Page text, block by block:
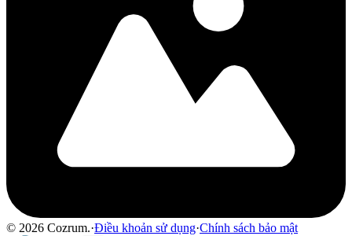
© 2026 Cozrum.·Điều khoản sử dụng·Chính sách bảo mật